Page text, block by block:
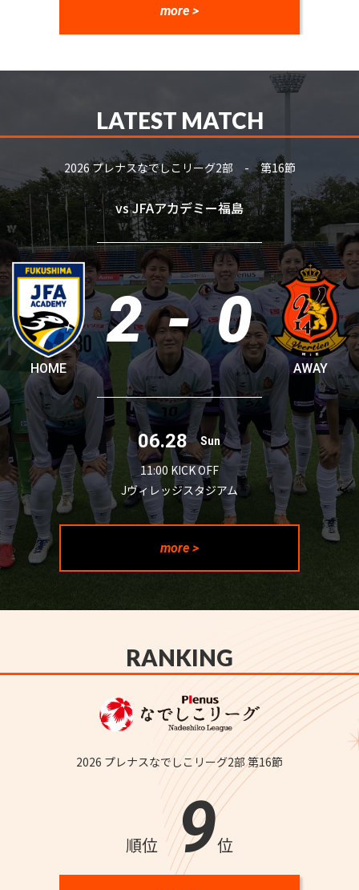
more >
LATEST MATCH
2026 プレナスなでしこリーグ2部 - 第16節
vs JFAアカデミー福島
HOME
2 - 0
AWAY
06.28 Sun
11:00 KICK OFF
Jヴィレッジスタジアム
more >
RANKING
2026 プレナスなでしこリーグ2部 第16節
順位 9位